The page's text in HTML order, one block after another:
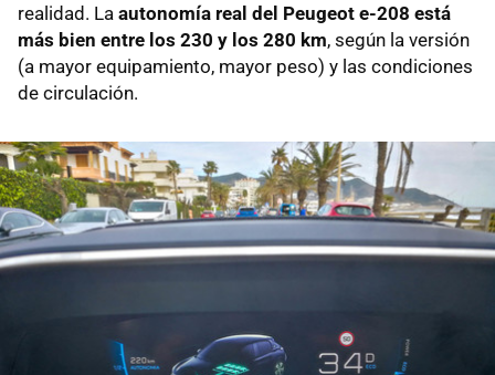
realidad. La autonomía real del Peugeot e-208 está
más bien entre los 230 y los 280 km, según la versión
(a mayor equipamiento, mayor peso) y las condiciones
de circulación.